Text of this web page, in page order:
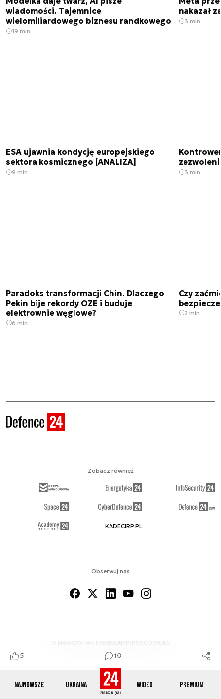
Najnowsze Ukraina Wideo Premium
5 10
wiadomości. Tajemnice
wielomiliardowego biznesu randkowego
19 min.
nakazał
3 min.
ESA ujawnia kondycję europejskiego
sektora kosmicznego [ANALIZA]
9 min. 3 min.
Paradoks transformacji Chin. Dlaczego
Pekin bije rekordy OZE i buduje
elektrownie węglowe?
6 min.
Czy
2 min.
Obserwuj nas
O NAS KONTAKTREGULAMINRSS COOKIES
Zobacz również
KADECIRP.PL
© 2012-2026 DEFENCE24